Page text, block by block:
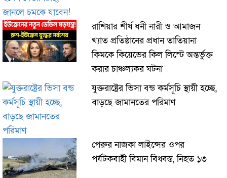
রাশিয়ার শীর্ষ ধনী নারী ও আমাজন
খ্যাত প্রতিষ্ঠানের প্রধান তাতিয়ানা
কিমকে কিয়েভের কিল লিস্টে অন্তর্ভুক্ত
করার চাঞ্চল্যকর ঘটনা
যুক্তরাষ্ট্রের ভিসা বন্ড কর্মসূচি স্থায়ী হচ্ছে,
বাড়ছে জামানতের পরিমাণ
পেরুর নাজকা লাইন্সের ওপর
পর্যটকবাহী বিমান বিধ্বস্ত, নিহত ১৩